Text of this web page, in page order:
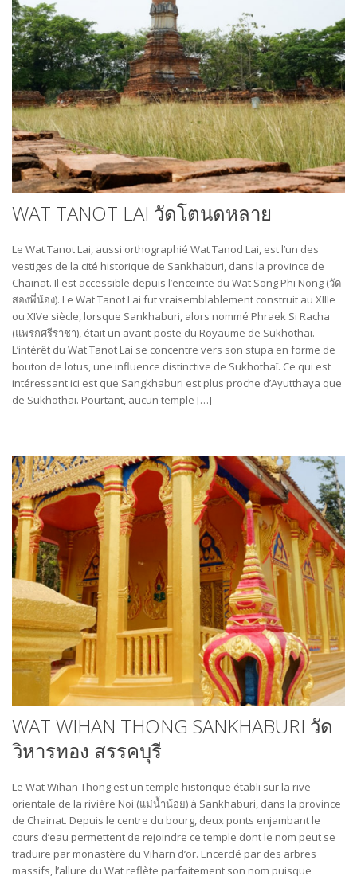
WAT TANOT LAI วัดโตนดหลาย
Le Wat Tanot Lai, aussi orthographié Wat Tanod Lai, est l’un des
vestiges de la cité historique de Sankhaburi, dans la province de
Chainat. Il est accessible depuis l’enceinte du Wat Song Phi Nong (วัด
สองพี่น้อง). Le Wat Tanot Lai fut vraisemblablement construit au XIIIe
ou XIVe siècle, lorsque Sankhaburi, alors nommé Phraek Si Racha
(แพรกศรีราชา), était un avant-poste du Royaume de Sukhothaï.
L’intérêt du Wat Tanot Lai se concentre vers son stupa en forme de
bouton de lotus, une influence distinctive de Sukhothaï. Ce qui est
intéressant ici est que Sangkhaburi est plus proche d’Ayutthaya que
de Sukhothaï. Pourtant, aucun temple […]
WAT WIHAN THONG SANKHABURI วัด
วิหารทอง สรรคบุรี
Le Wat Wihan Thong est un temple historique établi sur la rive
orientale de la rivière Noi (แม่น้ำน้อย) à Sankhaburi, dans la province
de Chainat. Depuis le centre du bourg, deux ponts enjambant le
cours d’eau permettent de rejoindre ce temple dont le nom peut se
traduire par monastère du Viharn d’or. Encerclé par des arbres
massifs, l’allure du Wat reflète parfaitement son nom puisque